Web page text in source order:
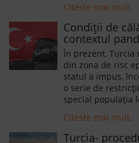
normal.
Citeste mai mult.
Condiții de
contextul
În prezent,
din zona de risc
statul a impus,
o serie de
special populația
astfel încât nimic
durata sejururilor
Citeste mai mult.
Turcia-